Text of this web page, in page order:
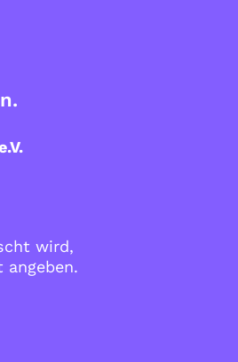
wird,